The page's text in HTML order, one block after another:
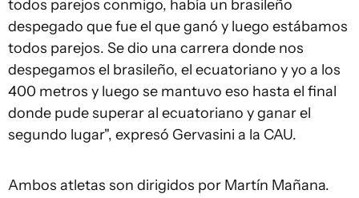
todos parejos conmigo, había un brasileño
despegado que fue el que ganó y luego estábamos
todos parejos. Se dio una carrera donde nos
despegamos el brasileño, el ecuatoriano y yo a los
400 metros y luego se mantuvo eso hasta el final
donde pude superar al ecuatoriano y ganar el
segundo lugar", expresó Gervasini a la CAU.
Ambos atletas son dirigidos por Martín Mañana.